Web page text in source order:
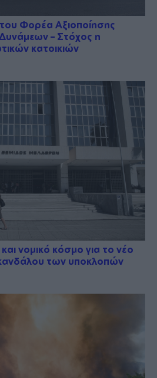
του Φορέα Αξιοποίησης
– Στόχος η
κατοικιών
νομικό κόσμο για το νέο
των υποκλοπών